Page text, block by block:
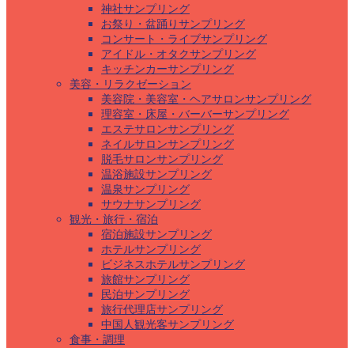
神社サンプリング
お祭り・盆踊りサンプリング
コンサート・ライブサンプリング
アイドル・オタクサンプリング
キッチンカーサンプリング
美容・リラクゼーション
美容院・美容室・ヘアサロンサンプリング
理容室・床屋・バーバーサンプリング
エステサロンサンプリング
ネイルサロンサンプリング
脱毛サロンサンプリング
温浴施設サンプリング
温泉サンプリング
サウナサンプリング
観光・旅行・宿泊
宿泊施設サンプリング
ホテルサンプリング
ビジネスホテルサンプリング
旅館サンプリング
民泊サンプリング
旅行代理店サンプリング
中国人観光客サンプリング
食事・調理